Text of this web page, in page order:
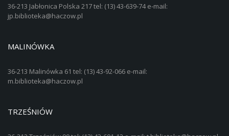
36-213 Jabłonica Polska 217 tel: (13) 43-639-74 e-mail:
jp.biblioteka@haczow.pl
MALINÓWKA
36-213 Malinówka 61 tel: (13) 43-92-066 e-mail:
m.biblioteka@haczow.pl
TRZEŚNIÓW